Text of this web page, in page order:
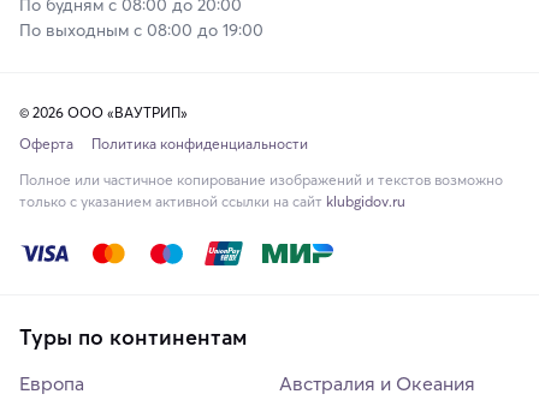
По будням с 08:00 до 20:00
По выходным с 08:00 до 19:00
© 2026 ООО «ВАУТРИП»
Оферта
Политика конфиденциальности
Полное или частичное копирование изображений и текстов возможно
только с указанием активной ссылки на сайт klubgidov.ru
Туры по континентам
Европа
Австралия и Океания